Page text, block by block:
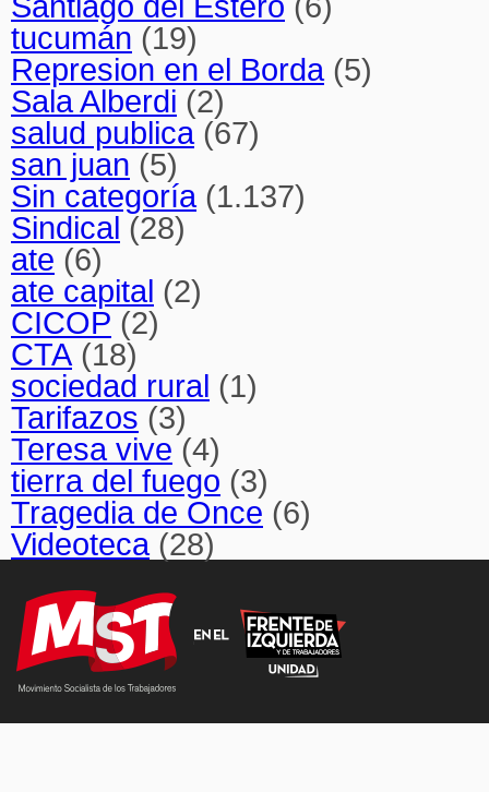
tucumán (19)
Represion en el Borda(5)
Sala Alberdi (2)
salud publica(67)
san juan (5)
Sin categoría(1.137)
Sindical (28)
ate (6)
ate capital (2)
CICOP (2)
CTA (18)
sociedad rural (1)
Tarifazos (3)
Teresa vive (4)
tierra del fuego (3)
Tragedia de Once (6)
Videoteca(28)